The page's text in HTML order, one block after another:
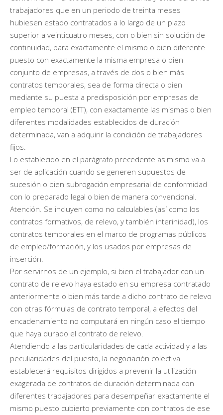
trabajadores que en un periodo de treinta meses
hubiesen estado contratados a lo largo de un plazo
superior a veinticuatro meses, con o bien sin solución de
continuidad, para exactamente el mismo o bien diferente
puesto con exactamente la misma empresa o bien
conjunto de empresas, a través de dos o bien más
contratos temporales, sea de forma directa o bien
mediante su puesta a predisposición por empresas de
empleo temporal (ETT), con exactamente las mismas o bien
diferentes modalidades establecidos de duración
determinada, van a adquirir la condición de trabajadores
fijos.
Lo establecido en el parágrafo precedente asimismo va a
ser de aplicación cuando se generen supuestos de
sucesión o bien subrogación empresarial de conformidad
con lo preparado legal o bien de manera convencional.
Atención. Se incluyen como no calculables (así como los
contratos formativos, de relevo, y también interinidad), los
contratos temporales en el marco de programas públicos
de empleo/formación, y los usados por empresas de
inserción.
Por servirnos de un ejemplo, si bien el trabajador con un
contrato de relevo haya estado en su empresa contratado
anteriormente o bien más tarde a dicho contrato de relevo
con otras fórmulas de contrato temporal, a efectos del
encadenamiento no computará en ningún caso el tiempo
que haya durado el contrato de relevo.
Atendiendo a las particularidades de cada actividad y a las
peculiaridades del puesto, la negociación colectiva
establecerá requisitos dirigidos a prevenir la utilización
exagerada de contratos de duración determinada con
diferentes trabajadores para desempeñar exactamente el
mismo puesto cubierto previamente con contratos de ese